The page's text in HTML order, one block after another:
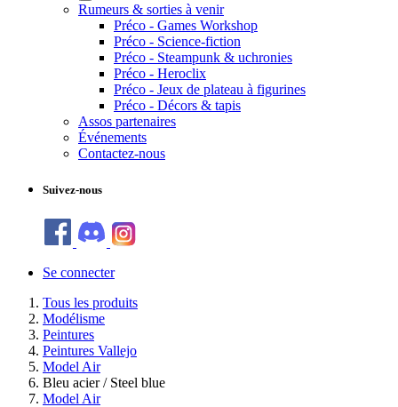
Rumeurs & sorties à venir
Préco - Games Workshop
Préco - Science-fiction
Préco - Steampunk & uchronies
Préco - Heroclix
Préco - Jeux de plateau à figurines
Préco - Décors & tapis
Assos partenaires
Événements
Contactez-nous
Suivez-nous
Se connecter
Tous les produits
Modélisme
Peintures
Peintures Vallejo
Model Air
Bleu acier / Steel blue
Model Air